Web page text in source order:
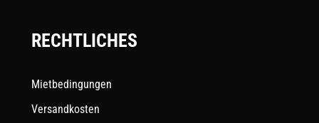
RECHTLICHES
Mietbedingungen
Versandkosten